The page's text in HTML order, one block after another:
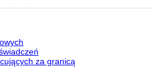
za granicą